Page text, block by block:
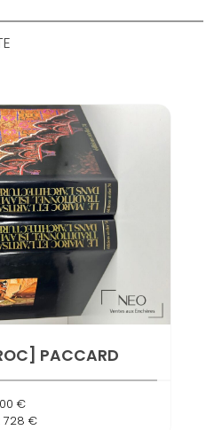
PACCARD
€
728 €